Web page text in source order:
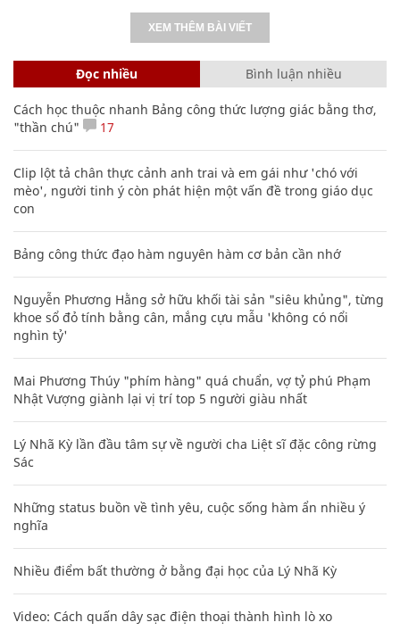
XEM THÊM BÀI VIẾT
Đọc nhiều Bình luận nhiều
Cách học thuộc nhanh Bảng công thức lượng giác bằng thơ,
"thần chú"
17
Clip lột tả chân thực cảnh anh trai và em gái như 'chó với
mèo', người tinh ý còn phát hiện một vấn đề trong giáo dục
con
Bảng công thức đạo hàm nguyên hàm cơ bản cần nhớ
Nguyễn Phương Hằng sở hữu khối tài sản "siêu khủng", từng
khoe sổ đỏ tính bằng cân, mắng cựu mẫu 'không có nổi
nghìn tỷ'
Mai Phương Thúy "phím hàng" quá chuẩn, vợ tỷ phú Phạm
Nhật Vượng giành lại vị trí top 5 người giàu nhất
Lý Nhã Kỳ lần đầu tâm sự về người cha Liệt sĩ đặc công rừng
Sác
Những status buồn về tình yêu, cuộc sống hàm ẩn nhiều ý
nghĩa
Nhiều điểm bất thường ở bằng đại học của Lý Nhã Kỳ
Video: Cách quấn dây sạc điện thoại thành hình lò xo